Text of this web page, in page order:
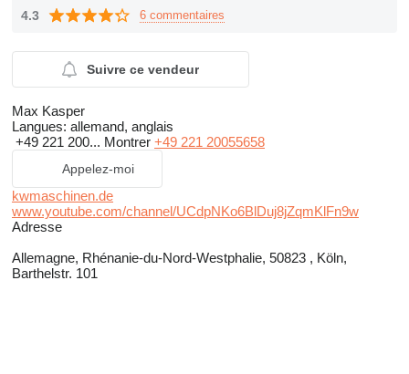
4.3 6 commentaires
Suivre ce vendeur
Max Kasper
Langues: allemand, anglais
+49 221 200... Montrer +49 221 20055658
Appelez-moi
kwmaschinen.de
www.youtube.com/channel/UCdpNKo6BlDuj8jZqmKlFn9w
Adresse
Allemagne, Rhénanie-du-Nord-Westphalie, 50823 , Köln,
Barthelstr. 101